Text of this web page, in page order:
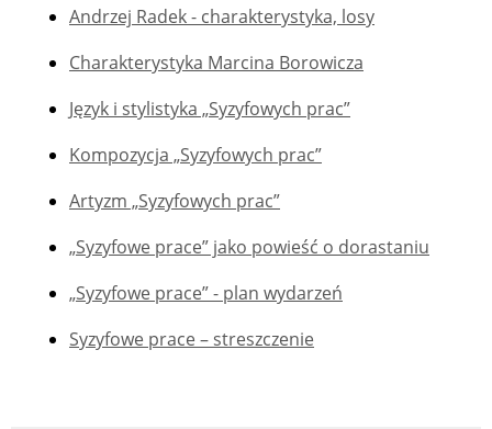
Andrzej Radek - charakterystyka, losy
Charakterystyka Marcina Borowicza
Język i stylistyka „Syzyfowych prac”
Kompozycja „Syzyfowych prac”
Artyzm „Syzyfowych prac”
„Syzyfowe prace” jako powieść o dorastaniu
„Syzyfowe prace” - plan wydarzeń
Syzyfowe prace – streszczenie